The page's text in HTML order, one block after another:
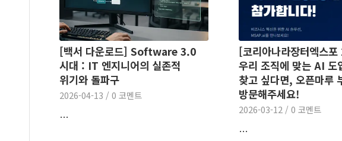
[백서 다운로드] Software 3.0
시대 : IT 엔지니어의 실존적
위기와 돌파구
2026-04-13 / 0 코멘트
…
[코리아나라장터엑스
우리 조직에 맞는 AI 도
찾고 싶다면, 오픈마루
방문해주세요!
2026-03-12 / 0 코멘트
…